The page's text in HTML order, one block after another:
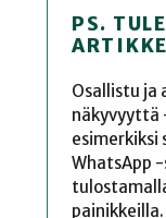
PS.
Osallistu ja
näkyvyyttä
esimerkiksi
WhatsApp
painikkeilla.